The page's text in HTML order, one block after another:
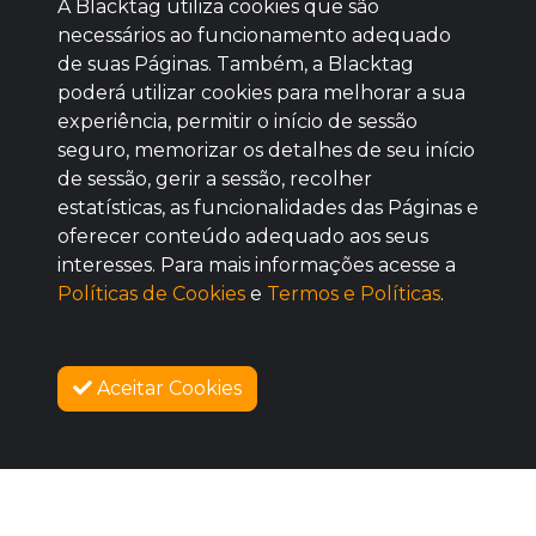
AGUARDE!
Baixe agora nosso app
SOBRE NÓS
A Blacktag utiliza cookies que são
necessários ao funcionamento adequado
de suas Páginas. Também, a Blacktag
poderá utilizar cookies para melhorar a sua
experiência, permitir o início de sessão
seguro, memorizar os detalhes de seu início
de sessão, gerir a sessão, recolher
estatísticas, as funcionalidades das Páginas e
oferecer conteúdo adequado aos seus
interesses. Para mais informações acesse a
Políticas de Cookies e Termos e Políticas.
Aceitar Cookies